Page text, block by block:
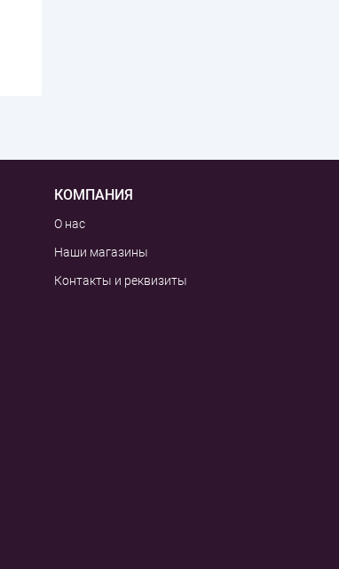
КОМПАНИЯ
О нас
Наши магазины
Контакты и реквизиты